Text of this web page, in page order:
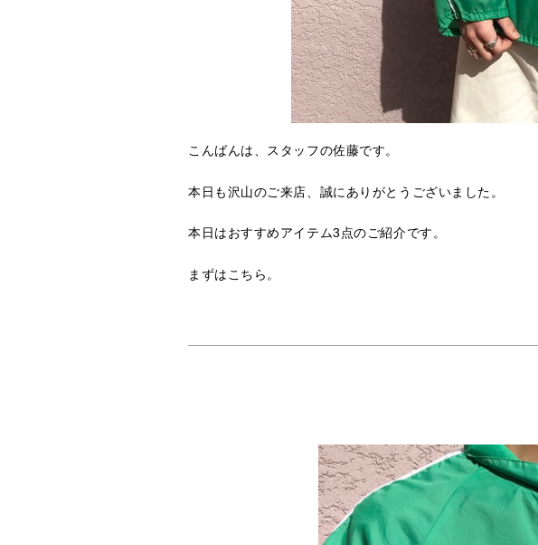
こんばんは、スタッフの佐藤です。
本日も沢山のご来店、誠にありがとうございました。
本日はおすすめアイテム3点のご紹介です。
まずはこちら。